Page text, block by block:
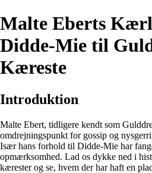
Malte Eberts
Didde-Mie til
Kæreste
Introduktion
Malte Ebert, tidligere kendt som
omdrejningspunkt for gossip og
Især hans forhold til Didde-Mie har
opmærksomhed. Lad os dykke ned i
kærester og se, hvem der har haft en